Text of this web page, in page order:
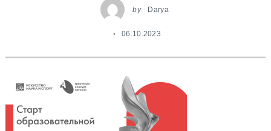
by Darya
06.10.2023